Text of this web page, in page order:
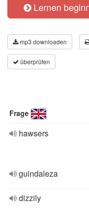
Lernen
mp3 downloaden
überprüfen
Frage
hawsers
guindaleza
dizzily